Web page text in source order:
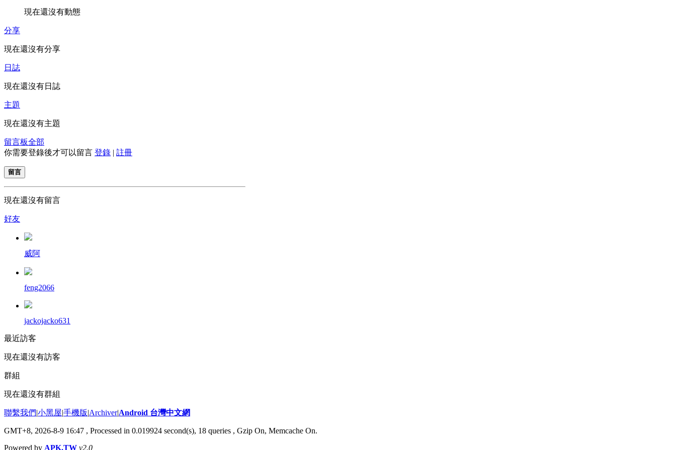
現在還沒有動態
分享
現在還沒有分享
日誌
現在還沒有日誌
主題
現在還沒有主題
留言板全部
你需要登錄後才可以留言 登錄 | 註冊
留言
現在還沒有留言
好友
威阿
feng2066
jackojacko631
最近訪客
現在還沒有訪客
群組
現在還沒有群組
聯繫我們|小黑屋|手機版|Archiver|Android 台灣中文網
GMT+8, 2026-8-9 16:47 , Processed in 0.019924 second(s), 18 queries , Gzip On, Memcache On.
Powered by APK.TW v2.0